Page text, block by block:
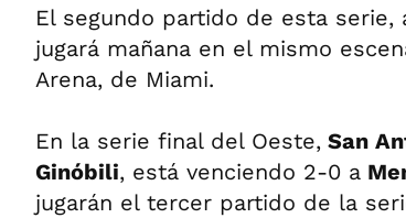
El segundo partido de esta
jugará mañana en el mismo
Arena, de Miami.
En la serie final del Oeste, San
Ginóbili, está venciendo 2-0 a
jugarán el tercer partido de la